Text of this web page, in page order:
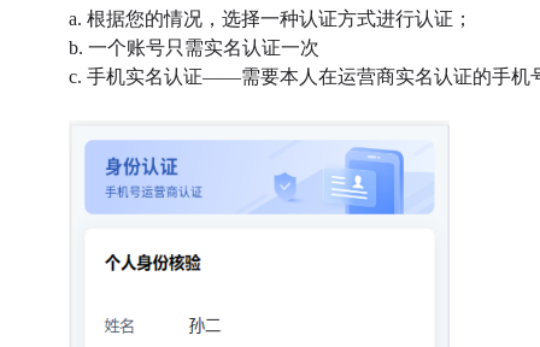
a. 根据您的情况，选择一种认证方式进行认证；
b. 一个账号只需实名认证一次
c. 手机实名认证——需要本人在运营商实名认证的手机